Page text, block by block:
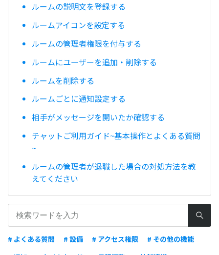
ルームの説明文を登録する
ルームアイコンを設定する
ルームの管理者権限を付与する
ルームにユーザーを追加・削除する
ルームを削除する
ルームごとに通知設定する
相手がメッセージを開いたか確認する
チャットご利用ガイド~基本操作とよくある質問
~
ルームの管理者が退職した場合の対処方法を教
えてください
# よくある質問 # 設備 # アクセス権限
# その他の機能